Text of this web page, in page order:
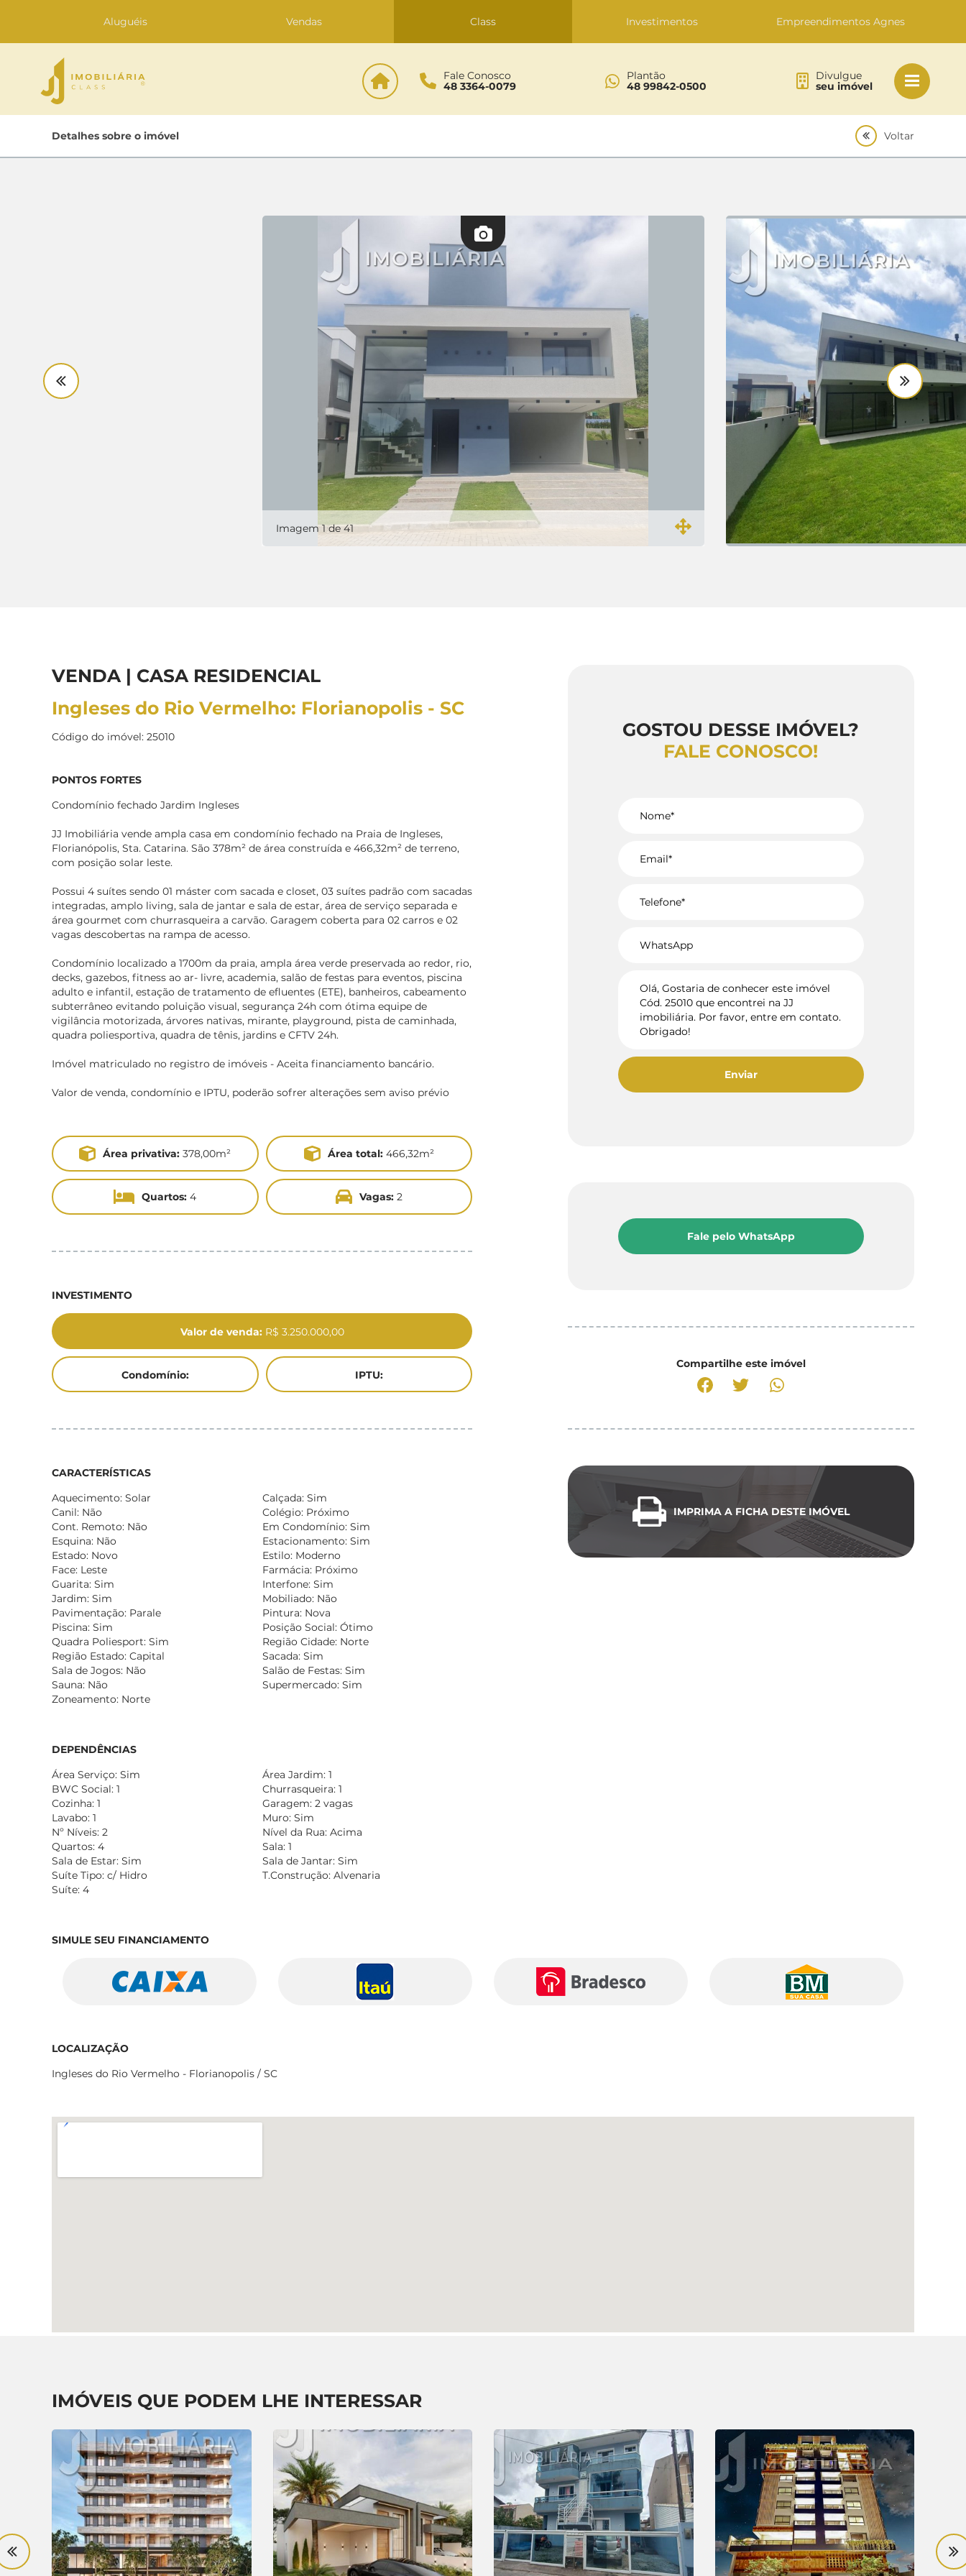
Aluguéis Vendas Class Investimentos Empreendimentos Agnes
Fale Conosco
48 3364-0079
Plantão
48 99842-0500
Divulgue
seu imóvel
Lançamentos
Detalhes sobre o imóvel Voltar
Imagem 1 de 41
VENDA | CASA RESIDENCIAL
Ingleses do Rio Vermelho: Florianopolis - SC
Código do imóvel: 25010
PONTOS FORTES
Condomínio fechado Jardim Ingleses
JJ Imobiliária vende ampla casa em condomínio fechado na Praia de Ingleses,
Florianópolis, Sta. Catarina. São 378m² de área construída e 466,32m² de terreno,
com posição solar leste.
Possui 4 suítes sendo 01 máster com sacada e closet, 03 suítes padrão com sacadas
integradas, amplo living, sala de jantar e sala de estar, área de serviço separada e
área gourmet com churrasqueira a carvão. Garagem coberta para 02 carros e 02
vagas descobertas na rampa de acesso.
Condomínio localizado a 1700m da praia, ampla área verde preservada ao redor, rio,
decks, gazebos, fitness ao ar- livre, academia, salão de festas para eventos, piscina
adulto e infantil, estação de tratamento de efluentes (ETE), banheiros, cabeamento
subterrâneo evitando poluição visual, segurança 24h com ótima equipe de
vigilância motorizada, árvores nativas, mirante, playground, pista de caminhada,
quadra poliesportiva, quadra de tênis, jardins e CFTV 24h.
Imóvel matriculado no registro de imóveis - Aceita financiamento bancário.
Valor de venda, condomínio e IPTU, poderão sofrer alterações sem aviso prévio
Área privativa: 378,00m² Área total:466,32m²
Quartos: 4 Vagas:2
INVESTIMENTO
Valor de venda:R$ 3.250.000,00
Condomínio: IPTU:
CARACTERÍSTICAS
Aquecimento: Solar
Calçada: Sim
Canil: Não
Colégio: Próximo
Cont. Remoto: Não
Em Condomínio: Sim
Esquina: Não
Estacionamento: Sim
Estado: Novo
Estilo: Moderno
Face: Leste
Farmácia: Próximo
Guarita: Sim
Interfone: Sim
Jardim: Sim
Mobiliado: Não
Pavimentação: Parale
Pintura: Nova
Piscina: Sim
Posição Social: Ótimo
Quadra Poliesport: Sim
Região Cidade: Norte
Região Estado: Capital
Sacada: Sim
Sala de Jogos: Não
Salão de Festas: Sim
Sauna: Não
Supermercado: Sim
Zoneamento: Norte
DEPENDÊNCIAS
Área Serviço: Sim
Área Jardim: 1
BWC Social: 1
Churrasqueira: 1
Cozinha: 1
Garagem: 2 vagas
Lavabo: 1
Muro: Sim
Nº Níveis: 2
Nível da Rua: Acima
Quartos: 4
Sala: 1
Sala de Estar: Sim
Sala de Jantar: Sim
Suíte Tipo: c/ Hidro
T.Construção: Alvenaria
Suíte: 4
GOSTOU DESSE IMÓVEL?
FALE CONOSCO!
Enviar
Fale pelo WhatsApp
Compartilhe este imóvel
IMPRIMA A FICHA DESTE IMÓVEL
SIMULE SEU FINANCIAMENTO
LOCALIZAÇÃO
Ingleses do Rio Vermelho - Florianopolis / SC
IMÓVEIS QUE PODEM LHE INTERESSAR